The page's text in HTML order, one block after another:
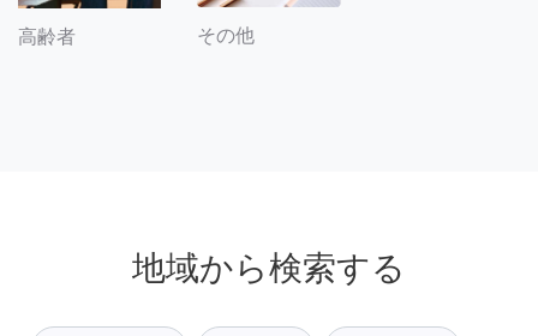
高齢者 その他
地域から検索する